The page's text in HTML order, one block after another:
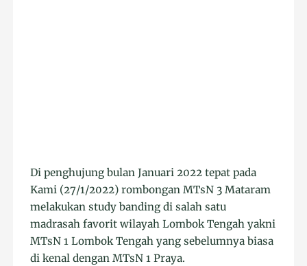
Di penghujung bulan Januari 2022 tepat pada
Kami (27/1/2022) rombongan MTsN 3 Mataram
melakukan study banding di salah satu
madrasah favorit wilayah Lombok Tengah yakni
MTsN 1 Lombok Tengah yang sebelumnya biasa
di kenal dengan MTsN 1 Praya.